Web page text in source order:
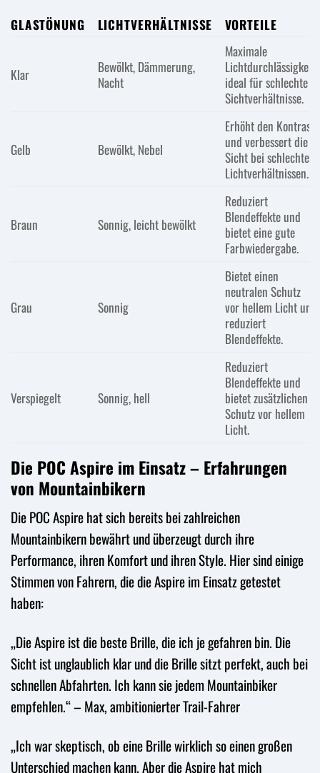
GLASTÖNUNG LICHTVERHÄLTNISSE VORTEILE
Klar
Bewölkt, Dämmerung,
Nacht
Maximale
Lichtdurchlässigkeit,
ideal für schlechte
Sichtverhältnisse.
Gelb Bewölkt, Nebel
Erhöht den Kontrast
und verbessert die
Sicht bei schlechten
Lichtverhältnissen.
Braun Sonnig, leicht bewölkt
Reduziert
Blendeffekte und
bietet eine gute
Farbwiedergabe.
Grau Sonnig
Bietet einen
neutralen Schutz
vor hellem Licht und
reduziert
Blendeffekte.
Verspiegelt Sonnig, hell
Reduziert
Blendeffekte und
bietet zusätzlichen
Schutz vor hellem
Licht.
Die POC Aspire im Einsatz – Erfahrungen
von Mountainbikern
Die POC Aspire hat sich bereits bei zahlreichen
Mountainbikern bewährt und überzeugt durch ihre
Performance, ihren Komfort und ihren Style. Hier sind einige
Stimmen von Fahrern, die die Aspire im Einsatz getestet
haben:
„Die Aspire ist die beste Brille, die ich je gefahren bin. Die
Sicht ist unglaublich klar und die Brille sitzt perfekt, auch bei
schnellen Abfahrten. Ich kann sie jedem Mountainbiker
empfehlen.“ – Max, ambitionierter Trail-Fahrer
„Ich war skeptisch, ob eine Brille wirklich so einen großen
Unterschied machen kann. Aber die Aspire hat mich